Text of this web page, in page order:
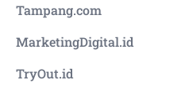
Tampang.com
MarketingDigital.id
TryOut.id